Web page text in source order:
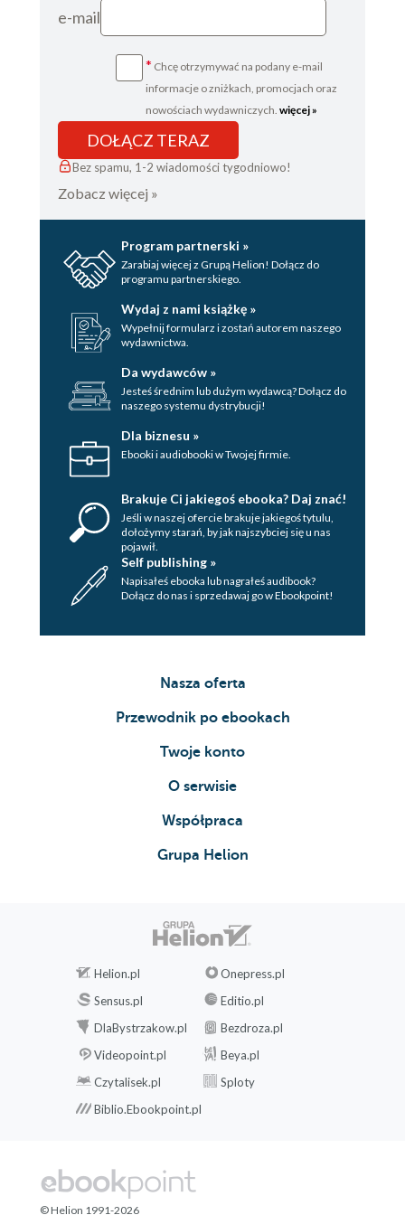
e-mail
* Chcę otrzymywać na podany e-mail
informacje o zniżkach, promocjach oraz
nowościach wydawniczych. więcej »
DOŁĄCZ TERAZ
Bez spamu, 1-2 wiadomości tygodniowo!
Zobacz więcej »
Program partnerski »
Zarabiaj więcej z Grupą Helion! Dołącz do
programu partnerskiego.
Wydaj z nami książkę »
Wypełnij formularz i zostań autorem naszego
wydawnictwa.
Da wydawców »
Jesteś średnim lub dużym wydawcą? Dołącz do
naszego systemu dystrybucji!
Dla biznesu »
Ebooki i audiobooki w Twojej firmie.
Brakuje Ci jakiegoś ebooka? Daj znać!
Jeśli w naszej ofercie brakuje jakiegoś tytulu,
dołożymy starań, by jak najszybciej się u nas
pojawił.
Self publishing »
Napisałeś ebooka lub nagrałeś audibook?
Dołącz do nas i sprzedawaj go w Ebookpoint!
Nasza oferta
Przewodnik po ebookach
Twoje konto
O serwisie
Współpraca
Grupa Helion
Helion.pl
Onepress.pl
Sensus.pl
Editio.pl
DlaBystrzakow.pl
Bezdroza.pl
Videopoint.pl
Beya.pl
Czytalisek.pl
Sploty
Biblio.Ebookpoint.pl
© Helion 1991-2026